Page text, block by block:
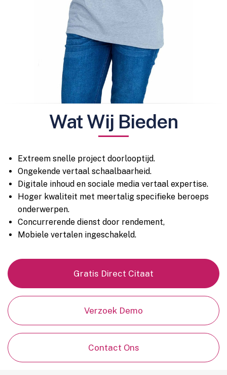
Wat Wij Bieden
Extreem snelle project doorlooptijd.
Ongekende vertaal schaalbaarheid.
Digitale inhoud en sociale media vertaal expertise.
Hoger kwaliteit met meertalig specifieke beroeps
onderwerpen.
Concurrerende dienst door rendement,
Mobiele vertalen ingeschakeld.
Gratis Direct Citaat
Verzoek Demo
Contact Ons